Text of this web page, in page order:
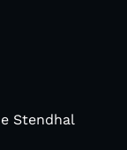
Stendhal